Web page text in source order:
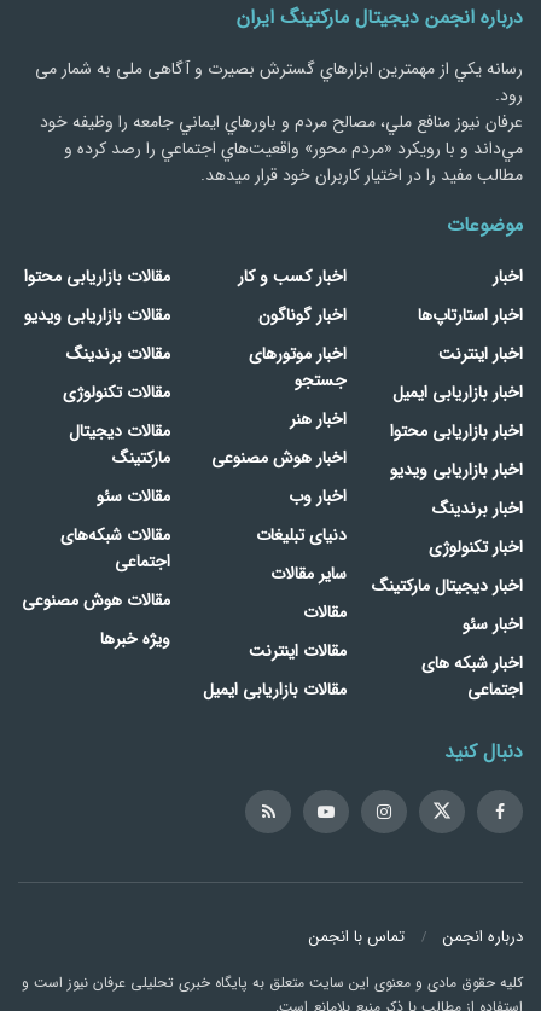
درباره انجمن دیجیتال مارکتینگ ایران
رسانه يكي از مهمترین ابزارهاي گسترش بصیرت و آگاهی ملی به شمار می
رود.
عرفان نیوز منافع ملي، مصالح مردم و باورهاي ايماني جامعه را وظيفه خود
مي‌داند و با رويكرد «مردم‌ محور» واقعيت‌هاي اجتماعي را رصد کرده و
مطالب مفید را در اختیار کاربران خود قرار میدهد.
موضوعات
اخبار
اخبار استارتاپ‌ها
اخبار اینترنت
اخبار بازاریابی ایمیل
اخبار بازاریابی محتوا
اخبار بازاریابی ویدیو
اخبار برندینگ
اخبار تکنولوژی
اخبار دیجیتال مارکتینگ
اخبار سئو
اخبار شبکه های
اجتماعی
اخبار کسب و کار
اخبار گوناگون
اخبار موتورهای
جستجو
اخبار هنر
اخبار هوش مصنوعی
اخبار وب
دنیای تبلیغات
سایر مقالات
مقالات
مقالات اینترنت
مقالات بازاریابی ایمیل
مقالات بازاریابی محتوا
مقالات بازاریابی ویدیو
مقالات برندینگ
مقالات تکنولوژی
مقالات دیجیتال
مارکتینگ
مقالات سئو
مقالات شبکه‌های
اجتماعی
مقالات هوش مصنوعی
ویژه خبرها
دنبال کنید
درباره انجمن تماس با انجمن
کلیه حقوق مادی و معنوی این سایت متعلق به پایگاه خبری تحلیلی عرفان نیوز است و